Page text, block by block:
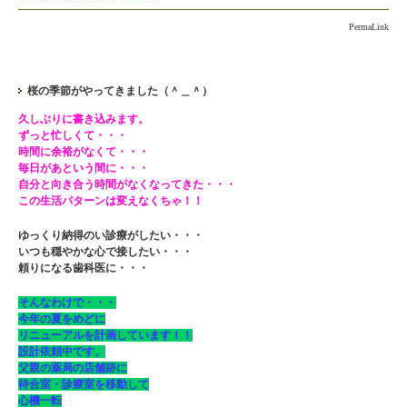
PermaLink
桜の季節がやってきました（＾＿＾）
久しぶりに書き込みます。
ずっと忙しくて・・・
時間に余裕がなくて・・・
毎日があという間に・・・
自分と向き合う時間がなくなってきた・・・
この生活パターンは変えなくちゃ！！
ゆっくり納得のい診療がしたい・・・
いつも穏やかな心で接したい・・・
頼りになる歯科医に・・・
そんなわけで・・・
今年の夏をめどに
リニューアルを計画しています！！
設計依頼中です。
父親の薬局の店舗跡に
待合室・診療室を移動して
心機一転